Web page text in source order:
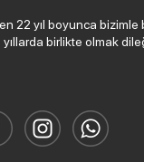
22 yıl boyunca
yıllarda birlikte olmak